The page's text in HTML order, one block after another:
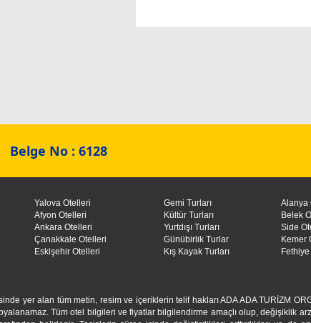
Belge No : 6128
Yalova Otelleri
Afyon Otelleri
Ankara Otelleri
Çanakkale Otelleri
Eskişehir Otelleri
Gemi Turları
Kültür Turları
Yurtdışı Turları
Günübirlik Turlar
Kış Kayak Turları
Alanya
Belek
Side
Kemer
yer alan tüm metin, resim ve içeriklerin telif hakları ADA ADA TURİZM
Tüm otel bilgileri ve fiyatlar bilgilendirme amaçlı olup, değişiklik